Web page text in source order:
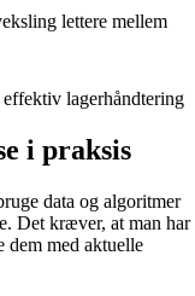
lettere mellem
lagerhåndtering
i praksis
data og algoritmer
Det kræver, at man har
dem med aktuelle